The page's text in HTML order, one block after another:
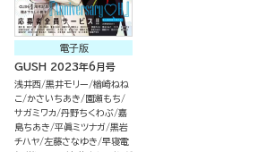
電子版
GUSH 2023年6月号
浅井西 黒井モリー 楢崎ねね
こ
かさいちあき
園瀬もち
サガミワカ 丹野ちくわぶ 嘉
島ちあき 平眞ミツナガ 黒岩
チハヤ 左藤さなゆき 早寝電